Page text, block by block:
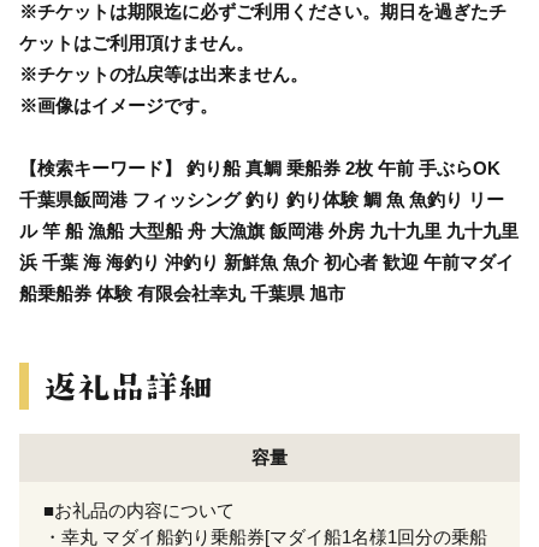
※チケットは期限迄に必ずご利用ください。期日を過ぎたチ
ケットはご利用頂けません。
※チケットの払戻等は出来ません。
※画像はイメージです。
【検索キーワード】 釣り船 真鯛 乗船券 2枚 午前 手ぶらOK
千葉県飯岡港 フィッシング 釣り 釣り体験 鯛 魚 魚釣り リー
ル 竿 船 漁船 大型船 舟 大漁旗 飯岡港 外房 九十九里 九十九里
浜 千葉 海 海釣り 沖釣り 新鮮魚 魚介 初心者 歓迎 午前マダイ
船乗船券 体験 有限会社幸丸 千葉県 旭市
容量
■お礼品の内容について
・幸丸 マダイ船釣り乗船券[マダイ船1名様1回分の乗船